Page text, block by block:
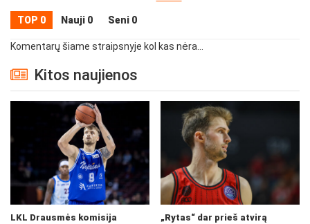
TOP 0 Nauji 0 Seni 0
Komentarų šiame straipsnyje kol kas nėra...
Kitos naujienos
LKL Drausmės komisija
„Rytas“ dar prieš atvirą